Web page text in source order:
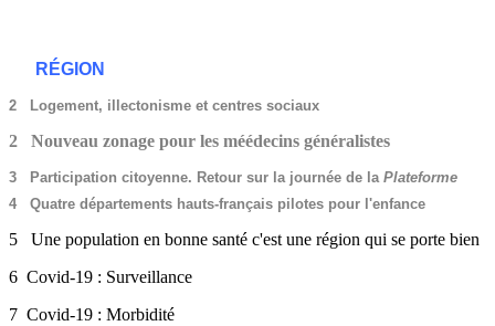
RÉGION
2 Logement, illectonisme et centres sociaux
2 Nouveau zonage pour les méédecins généralistes
3 Participation citoyenne. Retour sur la journée de la Plateforme
4 Quatre départements hauts-français pilotes pour l'enfance
5 Une population en bonne santé c'est une région qui se porte bien
6 Covid-19 : Surveillance
7 Covid-19 : Morbidité